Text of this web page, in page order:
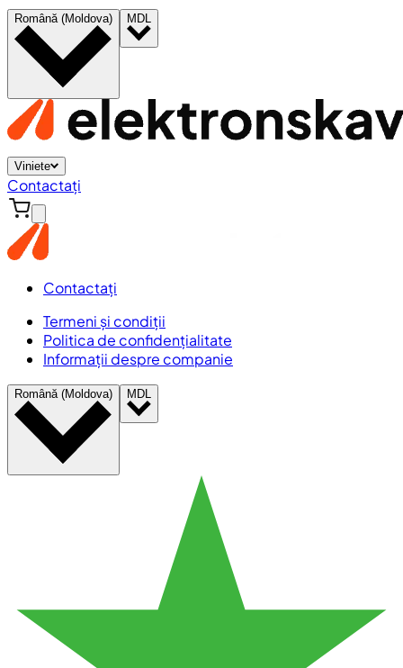
Română (Moldova) MDL
Viniete
Contactați
Contactați
Termeni și condiții
Politica de confidențialitate
Informații despre companie
Română (Moldova) MDL